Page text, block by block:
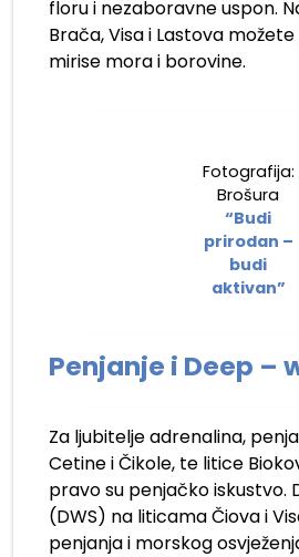
floru i nezaboravne uspon.
Brača, Visa i Lastova
mirise mora i borovine.
Fotografija:
Brošura
“Budi
prirodan –
budi
aktivan”
Penjanje i Deep –
Za ljubitelje adrenalina,
Cetine i Čikole, te litice
pravo su penjačko
(DWS) na liticama Čiova i
penjanja i morskog